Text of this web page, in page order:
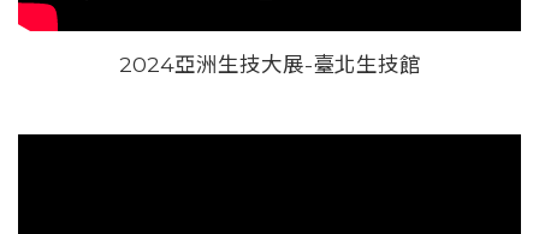
2024亞洲生技大展-臺北生技館